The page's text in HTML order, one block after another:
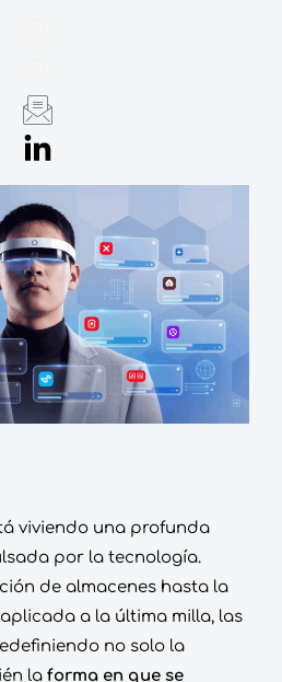
viviendo una profunda
por la tecnología.
de almacenes hasta la
a la última milla, las
no solo la
la forma en que se